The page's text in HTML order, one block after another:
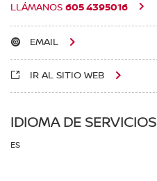
LLÁMANOS 605 4395016
EMAIL
IR AL SITIO WEB
IDIOMA DE SERVICIOS
ES